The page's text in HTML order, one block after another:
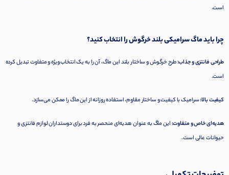
است.
چرا باید ماگ سرامیکی بلند خرگوش را انتخاب کنید؟
طراحی فانتزی و جذاب:طرح خرگوش و ساختار بلند این ماگ، آن را به یک انتخاب ویژه و متفاوت تبدیل کرده
است.
کیفیت بالا:سرامیک با کیفیت و ساختار مقاوم، استفاده روزانه از این ماگ را ممکن می‌سازد.
هدیه‌ای خاص و متفاوت:این ماگ به عنوان هدیه‌ای منحصر به فرد برای دوستداران لوازم فانتزی و
حیوانات عالی است.